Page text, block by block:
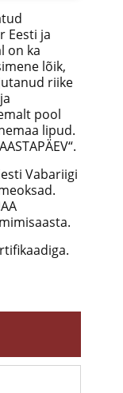
Eesti ja
on ka
lõik,
riike
pool
lipud.
Vabariigi